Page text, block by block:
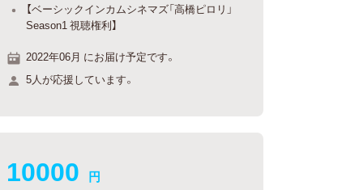
【ベーシックインカムシネマズ「高橋ピロリ」
Season1 視聴権利】
2022年06月 にお届け予定です。
5人が応援しています。
10000 円